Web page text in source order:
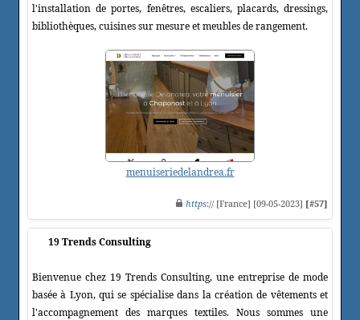
l'installation de portes, fenêtres, escaliers, placards, dressings,
bibliothèques, cuisines sur mesure et meubles de rangement.
menuiseriedelandrea.fr
https:// [France] [09-05-2023] [#57]
19 Trends Consulting
Bienvenue chez 19 Trends Consulting, une entreprise de mode
basée à Lyon, qui se spécialise dans la création de vêtements et
l'accompagnement des marques textiles. Nous sommes une